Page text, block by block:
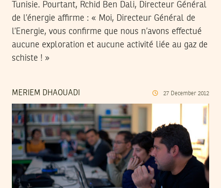
Tunisie. Pourtant, Rchid Ben Dali, Directeur Général
de l’énergie affirme : « Moi, Directeur Général de
l’Energie, vous confirme que nous n’avons effectué
aucune exploration et aucune activité liée au gaz de
schiste ! »
MERIEM DHAOUADI 27 December 2012